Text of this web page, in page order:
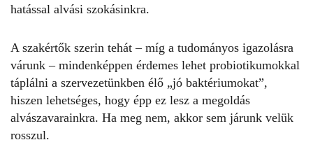
hatással alvási szokásinkra.
A szakértők szerin tehát – míg a tudományos igazolásra
várunk – mindenképpen érdemes lehet probiotikumokkal
táplálni a szervezetünkben élő „jó baktériumokat”,
hiszen lehetséges, hogy épp ez lesz a megoldás
alvászavarainkra. Ha meg nem, akkor sem járunk velük
rosszul.